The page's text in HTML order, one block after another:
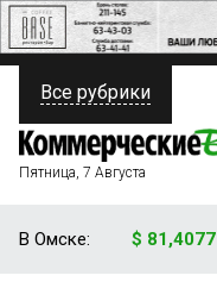
ПОЛИТИКА
ФИНАНСЫ
Все рубрики
Пятница, 7 Августа
В Омске: $ 81,4077